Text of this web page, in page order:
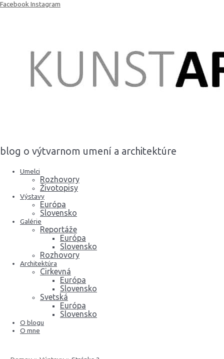
Preskočiť
Facebook Instagram
blog o výtvarnom umení a architektúre
Umelci
Rozhovory
Životopisy
Výstavy
Európa
Slovensko
Galérie
Reportáže
Európa
Slovensko
Rozhovory
Architektúra
Cirkevná
Európa
Slovensko
Svetská
Európa
Slovensko
O blogu
O mne